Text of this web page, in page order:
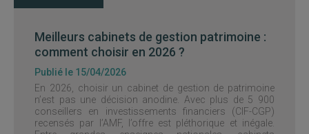
Meilleurs cabinets de gestion patrimoine :
comment choisir en 2026 ?
Publié le 15/04/2026
En 2026, choisir un cabinet de gestion de patrimoine
n’est pas une décision anodine. Avec plus de 5 900
conseillers en investissements financiers (CIF-CGP)
recensés par l’AMF, l’offre est pléthorique et inégale.